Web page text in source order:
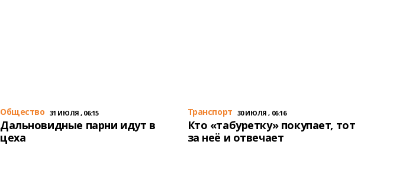
Общество 31 ИЮЛЯ , 06:15
Дальновидные парни идут в
цеха
Транспорт 30 ИЮЛЯ , 06:16
Кто «табуретку» покупает, тот
за неё и отвечает